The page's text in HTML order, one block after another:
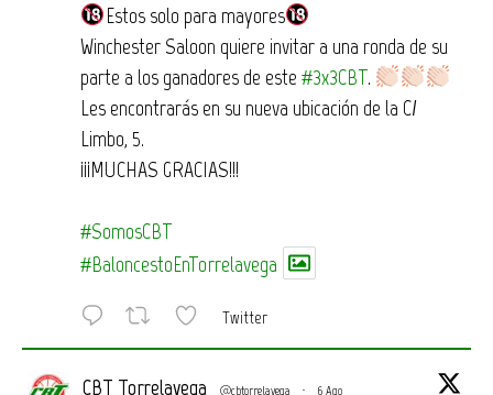
Estos solo para mayores
Winchester Saloon quiere invitar a una ronda de su
parte a los ganadores de este #3x3CBT.
Les encontrarás en su nueva ubicación de la C/
Limbo, 5.
¡¡¡MUCHAS GRACIAS!!!
#SomosCBT
#BaloncestoEnTorrelavega
Twitter
CBT Torrelavega @cbtorrelavega · 6 Ago